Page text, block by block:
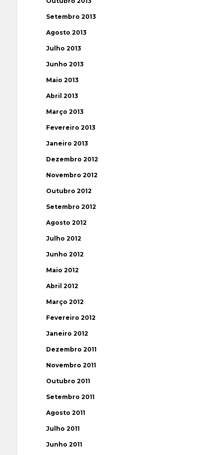
Setembro 2013
Agosto 2013
Julho 2013
Junho 2013
Maio 2013
Abril 2013
Março 2013
Fevereiro 2013
Janeiro 2013
Dezembro 2012
Novembro 2012
Outubro 2012
Setembro 2012
Agosto 2012
Julho 2012
Junho 2012
Maio 2012
Abril 2012
Março 2012
Fevereiro 2012
Janeiro 2012
Dezembro 2011
Novembro 2011
Outubro 2011
Setembro 2011
Agosto 2011
Julho 2011
Junho 2011